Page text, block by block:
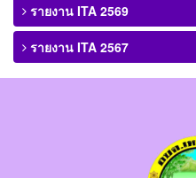
รายงาน ITA 2569
รายงาน ITA 2567